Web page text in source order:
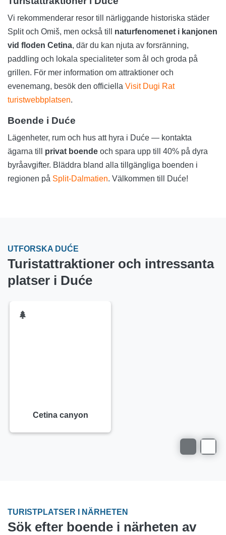
Vi rekommenderar resor till närliggande historiska städer
Split och Omiš, men också till naturfenomenet i kanjonen
vid floden Cetina, där du kan njuta av forsränning,
paddling och lokala specialiteter som ål och groda på
grillen. För mer information om attraktioner och
evenemang, besök den officiella Visit Dugi Rat
turistwebbplatsen.
Boende i Duće
Lägenheter, rum och hus att hyra i Duće — kontakta
ägarna till privat boende och spara upp till 40% på dyra
byråavgifter. Bläddra bland alla tillgängliga boenden i
regionen på Split-Dalmatien. Välkommen till Duće!
UTFORSKA DUĆE
Turistattraktioner och intressanta
platser i Duće
Cetina canyon
TURISTPLATSER I NÄRHETEN
Sök efter boende i närheten av